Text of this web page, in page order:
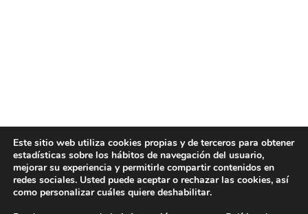
Este sitio web utiliza cookies propias y de terceros para obtener
estadísticas sobre los hábitos de navegación del usuario,
mejorar su experiencia y permitirle compartir contenidos en
redes sociales. Usted puede aceptar o rechazar las cookies, así
como personalizar cuáles quiere deshabilitar.